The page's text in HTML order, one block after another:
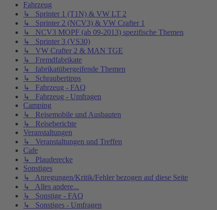
Fahrzeug
↳ Sprinter 1 (T1N) & VW LT 2
↳ Sprinter 2 (NCV3) & VW Crafter 1
↳ NCV3 MOPF (ab 09-2013) spezifische Themen
↳ Sprinter 3 (VS30)
↳ VW Crafter 2 & MAN TGE
↳ Fremdfabrikate
↳ fabrikatübergeifende Themen
↳ Schraubertipps
↳ Fahrzeug - FAQ
↳ Fahrzeug - Umfragen
Camping
↳ Reisemobile und Ausbauten
↳ Reiseberichte
Veranstaltungen
↳ Veranstaltungen und Treffen
Cafe
↳ Plauderecke
Sonstiges
↳ Anregungen/Kritik/Fehler bezogen auf diese Seite
↳ Alles andere...
↳ Sonstige - FAQ
↳ Sonstiges - Umfragen